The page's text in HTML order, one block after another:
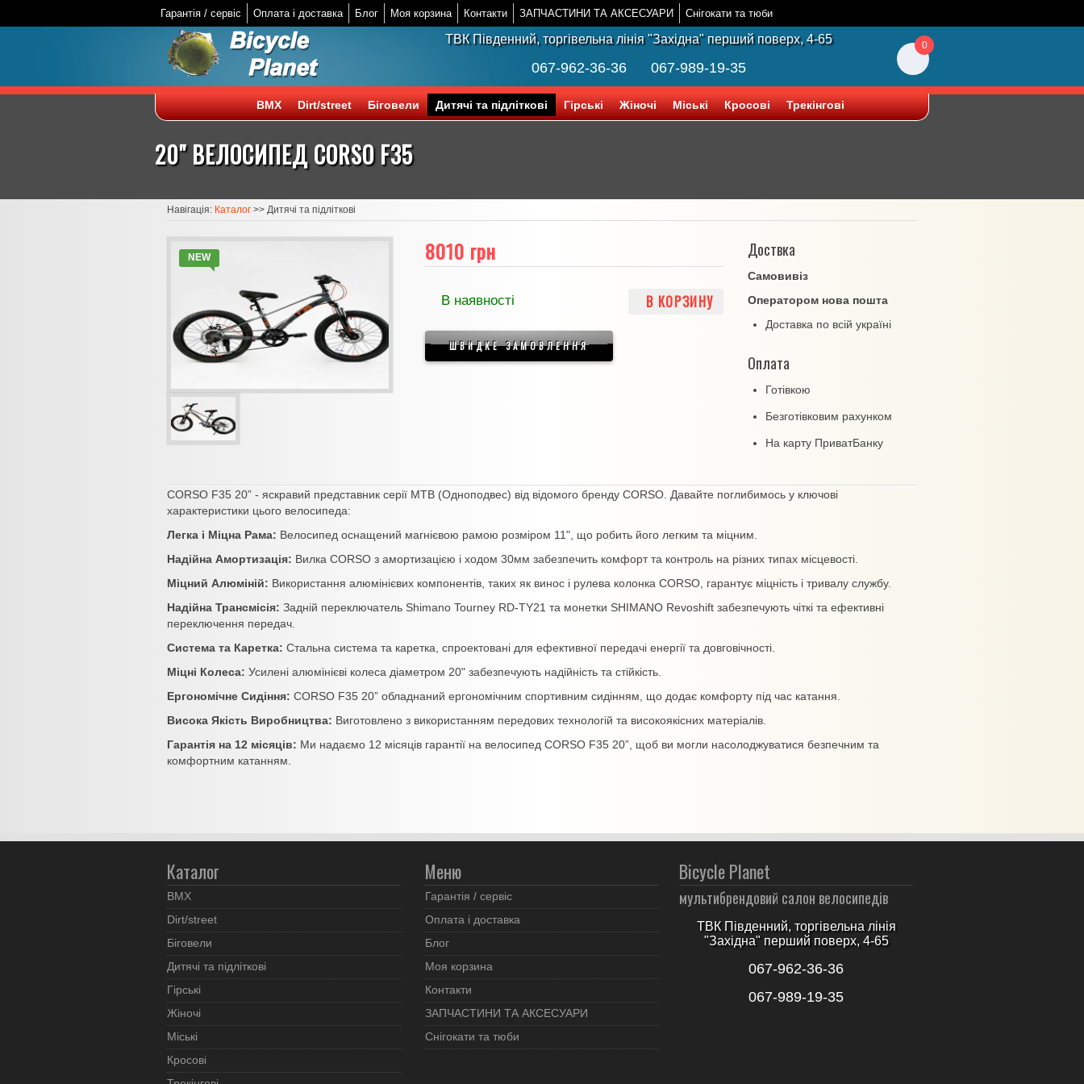
Гарантія / сервіс Оплата і доставка Блог Моя корзина Контакти ЗАПЧАСТИНИ ТА АКСЕСУАРИ Снігокати та тюби
ТВК Південний, торгівельна лінія "Західна" перший поверх, 4-65
067-962-36-36 067-989-19-35
0
BMX Dirt/street Біговели Дитячі та підліткові Гірські Жіночі Міські Кросові Трекінгові
20" ВЕЛОСИПЕД CORSO F35
Навігація: Каталог >> Дитячі та підліткові
NEW 8010 грн
В наявності В КОРЗИНУ
ШВИДКЕ ЗАМОВЛЕННЯ
Доствка
Самовивіз
Оператором нова пошта
Доставка по всій україні
Оплата
Готівкою
Безготівковим рахунком
На карту ПриватБанку
CORSO F35 20” - яскравий представник серії MTB (Одноподвес) від відомого бренду CORSO. Давайте поглибимось у ключові
характеристики цього велосипеда:
Легка і Міцна Рама: Велосипед оснащений магнієвою рамою розміром 11", що робить його легким та міцним.
Надійна Амортизація: Вилка CORSO з амортизацією і ходом 30мм забезпечить комфорт та контроль на різних типах місцевості.
Міцний Алюміній: Використання алюмінієвих компонентів, таких як винос і рулева колонка CORSO, гарантує міцність і тривалу службу.
Надійна Трансмісія: Задній переключатель Shimano Tourney RD-TY21 та монетки SHIMANO Revoshift забезпечують чіткі та ефективні
переключення передач.
Система та Каретка: Стальна система та каретка, спроектовані для ефективної передачі енергії та довговічності.
Міцні Колеса: Усилені алюмінієві колеса діаметром 20" забезпечують надійність та стійкість.
Ергономічне Сидіння: CORSO F35 20” обладнаний ергономічним спортивним сидінням, що додає комфорту під час катання.
Висока Якість Виробництва: Виготовлено з використанням передових технологій та високоякісних матеріалів.
Гарантія на 12 місяців: Ми надаємо 12 місяців гарантії на велосипед CORSO F35 20”, щоб ви могли насолоджуватися безпечним та
комфортним катанням.
Каталог
BMX
Dirt/street
Біговели
Дитячі та підліткові
Гірські
Жіночі
Міські
Кросові
Меню
Гарантія / сервіс
Оплата і доставка
Блог
Моя корзина
Контакти
ЗАПЧАСТИНИ ТА АКСЕСУАРИ
Снігокати та тюби
Bicycle Planet
мультибрендовий салон велосипедів
ТВК Південний, торгівельна лінія
"Західна" перший поверх, 4-65
067-962-36-36
067-989-19-35